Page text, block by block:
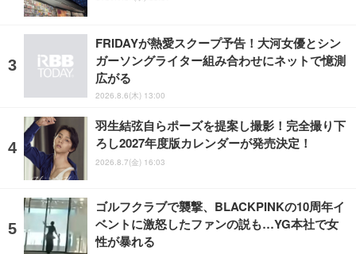
FRIDAYが熱愛スクープ予告！大河女優とシン
ガーソングライター組み合わせにネットで憶測
広がる
2026.8.6(木) 13:00
羽生結弦自らポーズを提案し撮影！完全撮り下
ろし2027年度版カレンダーが発売決定！
2026.8.7(金) 16:03
ゴルフクラブで襲撃、BLACKPINKの10周年イ
ベントに激怒したファンの説も…YG本社で女
性が暴れる